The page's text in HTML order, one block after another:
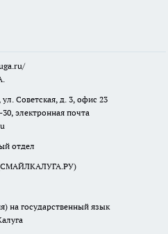
Советская, д. 3, офис 23
электронная почта
отдел
(СМАЙЛКАЛУГА.РУ)
на государственный язык